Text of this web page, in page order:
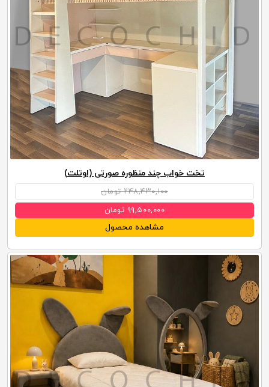
تخت خواب چند منظوره صورتی (اوتلت)
۲۴۸,۴۳۰,۱۰۰ تومان
۹۹,۵۰۰,۰۰۰ تومان
مشاهده محصول